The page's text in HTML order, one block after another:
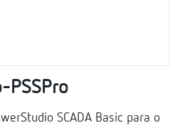
PSSPro
SCADA Basic para o